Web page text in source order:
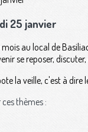
25 janvier
au local de
se reposer,
la veille, c'est à dire
thèmes :